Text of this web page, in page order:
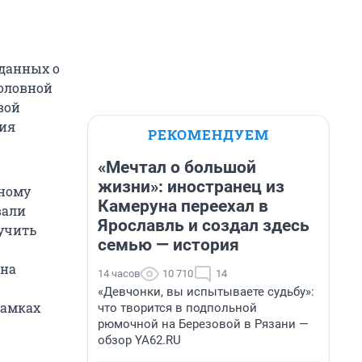
о
РЕКОМЕНДУЕМ
«Мечтал о большой
жизни»: иностранец из
Камеруна переехал в
Ярославль и создал здесь
семью — история
14 часов 10 710 14
«Девчонки, вы испытываете судьбу»:
что творится в подпольной
рюмочной на Березовой в Рязани —
обзор YA62.RU